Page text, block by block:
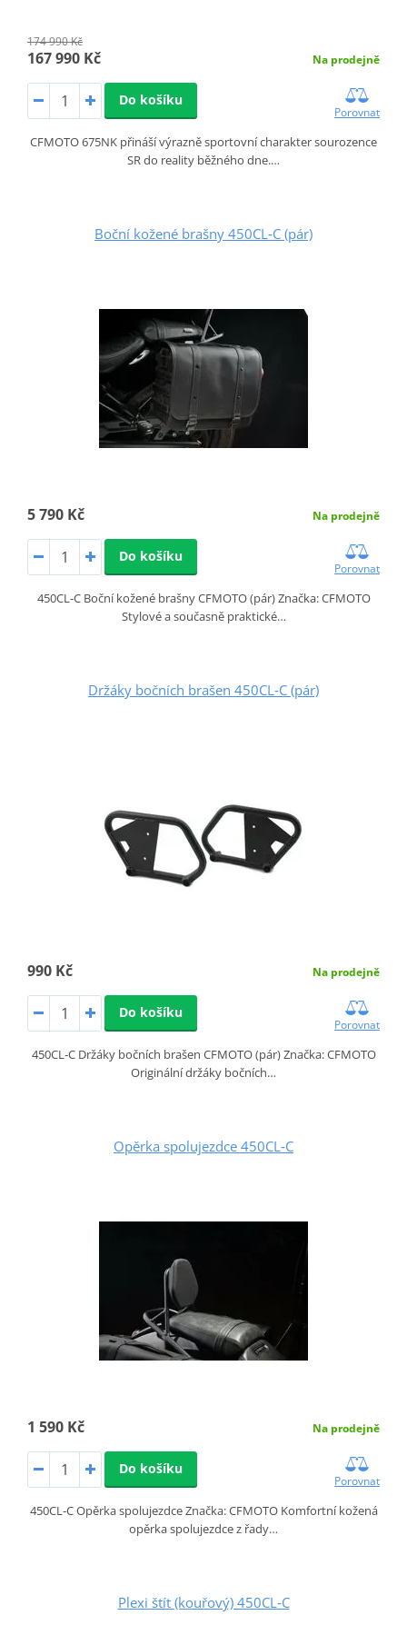
174 990 Kč
167 990 Kč Na prodejně
Do košíku
Porovnat
CFMOTO 675NK přináší výrazně sportovní charakter sourozence
SR do reality běžného dne.…
Boční kožené brašny 450CL‑C (pár)
5 790 Kč Na prodejně
Do košíku
Porovnat
450CL‑C Boční kožené brašny CFMOTO (pár) Značka: CFMOTO
Stylové a současně praktické…
Držáky bočních brašen 450CL‑C (pár)
990 Kč Na prodejně
Do košíku
Porovnat
450CL‑C Držáky bočních brašen CFMOTO (pár) Značka: CFMOTO
Originální držáky bočních…
Opěrka spolujezdce 450CL‑C
1 590 Kč Na prodejně
Do košíku
Porovnat
450CL‑C Opěrka spolujezdce Značka: CFMOTO Komfortní kožená
opěrka spolujezdce z řady…
Plexi štít (kouřový) 450CL‑C